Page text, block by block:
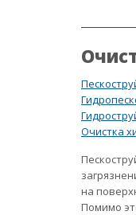
Очистка
на
Помимо